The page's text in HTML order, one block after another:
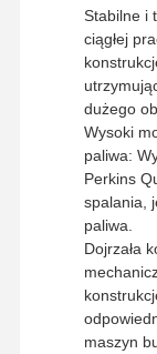
Stabilne i
ciągłej
dużego
Wysoki
paliwa:
Perkins
spalania,
paliwa.
Dojrzała
maszyn